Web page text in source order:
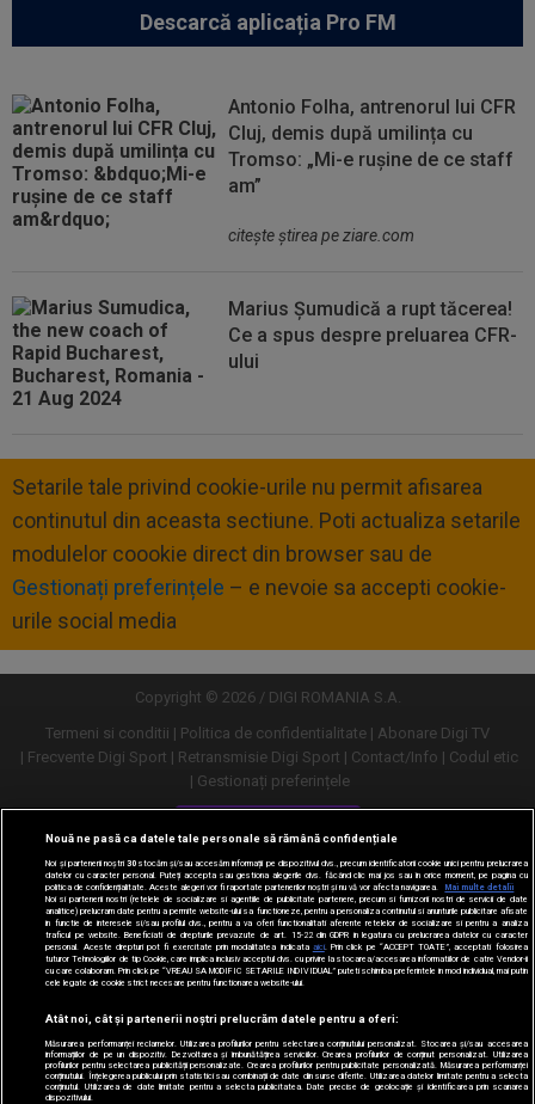
Descarcă aplicația Pro FM
Antonio Folha, antrenorul lui CFR
Cluj, demis după umilința cu
Tromso: „Mi-e rușine de ce staff
am”
citeşte ştirea pe ziare.com
Marius Șumudică a rupt tăcerea!
Ce a spus despre preluarea CFR-
ului
Setarile tale privind cookie-urile nu permit afisarea
continutul din aceasta sectiune. Poti actualiza setarile
modulelor coookie direct din browser sau de
Gestionați preferințele – e nevoie sa accepti cookie-
urile social media
Copyright © 2026 / DIGI ROMANIA S.A.
Termeni si conditii
Politica de confidentialitate
Abonare Digi TV
Frecvente Digi Sport
Retransmisie Digi Sport Contact/Info
Codul etic
Gestionați preferințele
Versiune desktop
Nouă ne pasă ca datele tale personale să rămână confidențiale
Noi și partenerii noștri30stocăm și/sau accesăm informații pe dispozitivul dvs., precum identificatorii cookie unici pentru prelucrarea
datelor cu caracter personal. Puteți accepta sau gestiona alegerile dvs. făcând clic mai jos sau în orice moment, pe pagina cu
politica de confidențialitate. Aceste alegeri vor fi raportate partenerilor noștri și nu vă vor afecta navigarea.
Mai multe detalii
Noi si partenerii nostri (retelele de socializare si agentiile de publicitate partenere, precum si furnizorii nostri de servicii de date
analitice) prelucram date pentru a permite website-ului sa functioneze, pentru a personaliza continutul si anunturile publicitare afisate
in functie de interesele si/sau profilul dvs., pentru a va oferi functionalitati aferente retelelor de socializare si pentru a analiza
traficul pe website. Beneficiati de drepturile prevazute de art. 15-22 din GDPR in legatura cu prelucrarea datelor cu caracter
personal. Aceste drepturi pot fi exercitate prin modalitatea indicata aici. Prin click pe “ACCEPT TOATE”, acceptati folosirea
tuturor Tehnologiilor de tip Cookie, care implica inclusiv acceptul dvs. cu privire la stocarea/accesarea informatiilor de catre Vendor-ii
cu care colaboram. Prin click pe “VREAU SA MODIFIC SETARILE INDIVIDUAL” puteti schimba preferintele in mod individual, mai putin
cele legate de cookie strict necesare pentru functionarea website-ului.
Atât noi, cât și partenerii noștri prelucrăm datele pentru a oferi:
Măsurarea performanței reclamelor. Utilizarea profilurilor pentru selectarea conținutului personalizat. Stocarea și/sau accesarea
informațiilor de pe un dispozitiv. Dezvoltarea și îmbunătățirea serviciilor. Crearea profilurilor de conținut personalizat. Utilizarea
profilurilor pentru selectarea publicității personalizate. Crearea profilurilor pentru publicitate personalizată. Măsurarea performanței
conținutului. Înțelegerea publicului prin statistici sau combinații de date din surse diferite. Utilizarea datelor limitate pentru a selecta
conținutul. Utilizarea de date limitate pentru a selecta publicitatea. Date precise de geolocație și identificarea prin scanarea
dispozitivului.